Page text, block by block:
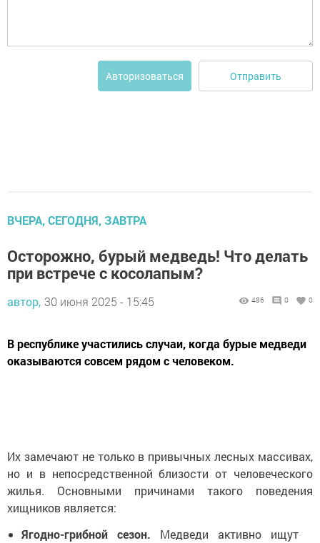
Авторизоваться Отправить
ВЧЕРА, СЕГОДНЯ, ЗАВТРА
Осторожно, бурый медведь! Что делать
при встрече с косолапым?
автор, 30 июня 2025 - 15:45 486 0 0
В республике участились случаи, когда бурые медведи
оказываются совсем рядом с человеком.
Их замечают не только в привычных лесных массивах,
но и в непосредственной близости от человеческого
жилья. Основными причинами такого поведения
хищников является:
Ягодно-грибной сезон. Медведи активно ищут